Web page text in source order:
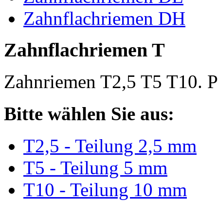
Zahnflachriemen DH
Zahnflachriemen T
Zahnriemen T2,5 T5 T10.
Bitte wählen Sie aus:
T2,5 - Teilung 2,5 mm
T5 - Teilung 5 mm
T10 - Teilung 10 mm